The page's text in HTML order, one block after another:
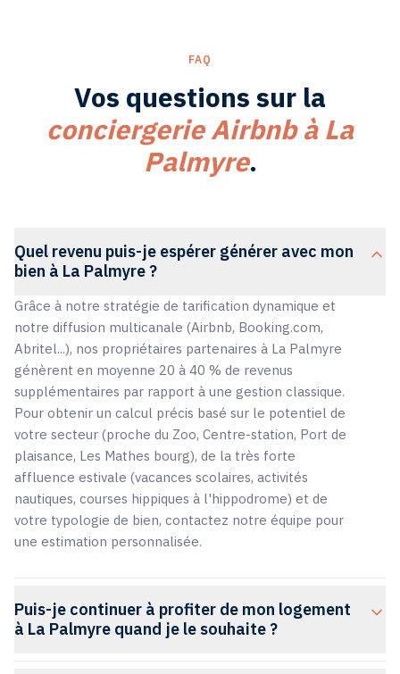
FAQ
Vos questions sur la
conciergerieAirbnbà La
Palmyre.
Quel revenu puis-je espérer générer avec mon
bien à La Palmyre ?
Grâce à notre stratégie de tarification dynamique et
notre diffusion multicanale (Airbnb, Booking.com,
Abritel...), nos propriétaires partenaires à La Palmyre
génèrent en moyenne 20 à 40 % de revenus
supplémentaires par rapport à une gestion classique.
Pour obtenir un calcul précis basé sur le potentiel de
votre secteur (proche du Zoo, Centre-station, Port de
plaisance, Les Mathes bourg), de la très forte
affluence estivale (vacances scolaires, activités
nautiques, courses hippiques à l'hippodrome) et de
votre typologie de bien, contactez notre équipe pour
une estimation personnalisée.
Puis-je continuer à profiter de mon logement
à La Palmyre quand je le souhaite ?
Absolument. Vous restez pleinement propriétaire de